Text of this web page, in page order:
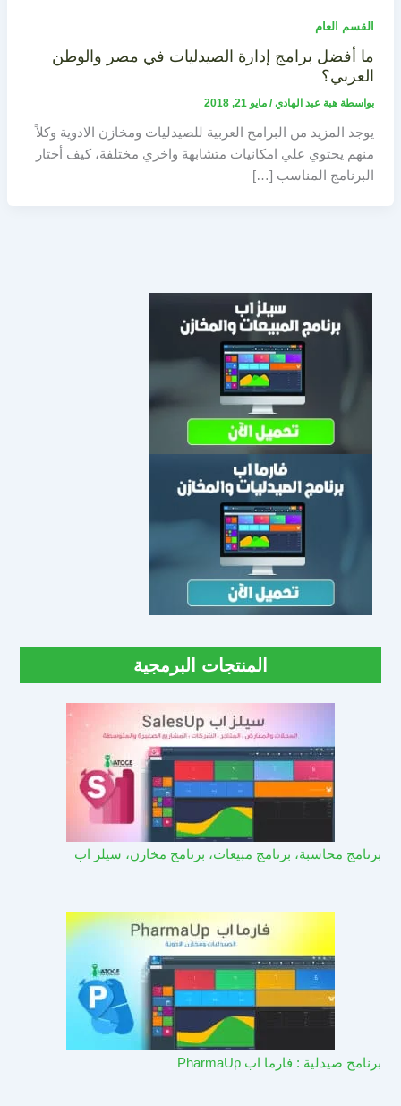
القسم العام
ما أفضل برامج إدارة الصيدليات في مصر والوطن
العربي؟
بواسطة هبة عبد الهادي/ مايو 21, 2018
يوجد المزيد من البرامج العربية للصيدليات ومخازن الادوية وكلاً
منهم يحتوي علي امكانيات متشابهة واخري مختلفة، كيف أختار
البرنامج المناسب […]
المنتجات البرمجية
برنامج محاسبة، برنامج مبيعات، برنامج مخازن، سيلز اب
برنامج صيدلية : فارما اب PharmaUp​